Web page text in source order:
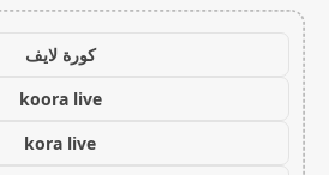
كورة لايف
koora live
kora live